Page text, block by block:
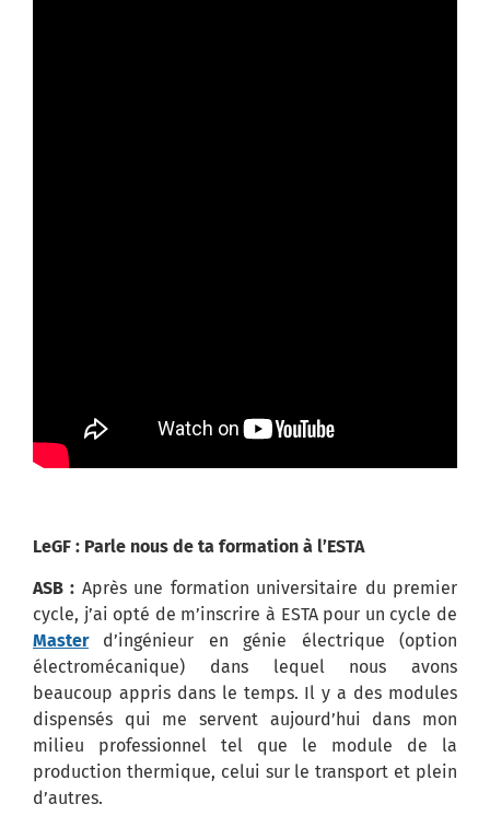
LeGF : Parle nous de ta formation à l’ESTA
ASB : Après une formation universitaire du premier
cycle, j’ai opté de m’inscrire à ESTA pour un cycle de
Masterd’ingénieur en génie électrique (option
électromécanique) dans lequel nous avons
beaucoup appris dans le temps. Il y a des modules
dispensés qui me servent aujourd’hui dans mon
milieu professionnel tel que le module de la
production thermique, celui sur le transport et plein
d’autres.